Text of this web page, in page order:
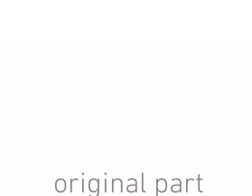
original part